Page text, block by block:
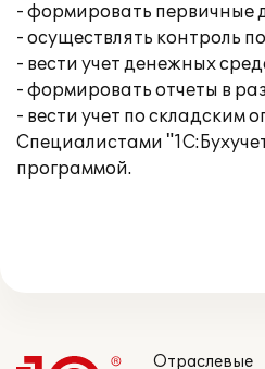
- формировать первичные
- осуществлять контроль
- вести учет денежных
- формировать отчеты в
- вести учет по складским
Специалистами
программой.
Отраслевые